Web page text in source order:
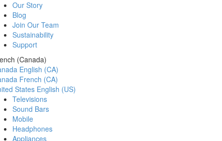
Our Story
Blog
Join Our Team
Sustainability
Support
(Canada)
English (CA)
French (CA)
States English (US)
Televisions
Sound Bars
Mobile
Headphones
Appliances